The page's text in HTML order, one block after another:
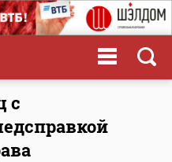
с